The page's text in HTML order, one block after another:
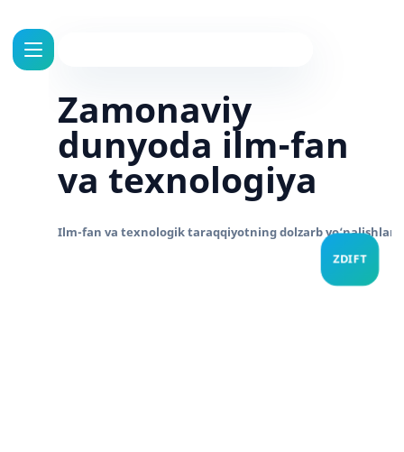
Zamonaviy
dunyoda ilm-fan
va texnologiya